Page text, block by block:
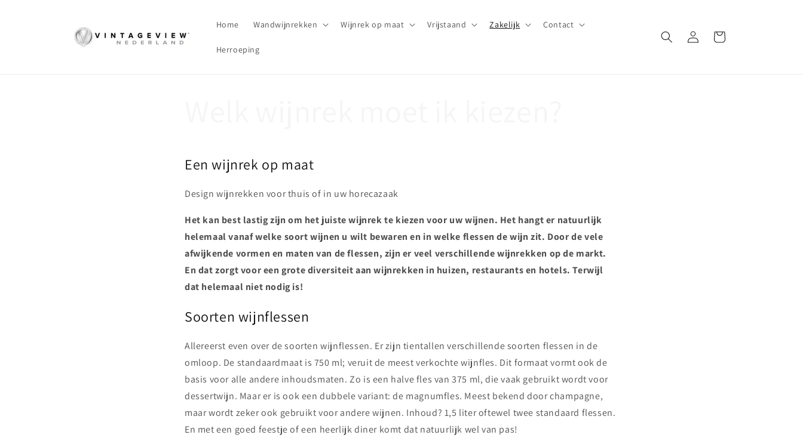
Home Wandwijnrekken Wijnrek op maat Vrijstaand Zakelijk Contact
Herroeping
InloggenWinkelwagen
Een wijnrek op maat
Design wijnrekken voor thuis of in uw horecazaak
Het kan best lastig zijn om het juiste wijnrek te kiezen voor uw wijnen. Het hangt er natuurlijk
helemaal vanaf welke soort wijnen u wilt bewaren en in welke flessen de wijn zit. Door de vele
afwijkende vormen en maten van de flessen, zijn er veel verschillende wijnrekken op de markt.
En dat zorgt voor een grote diversiteit aan wijnrekken in huizen, restaurants en hotels. Terwijl
dat helemaal niet nodig is!
Soorten wijnflessen
Allereerst even over de soorten wijnflessen. Er zijn tientallen verschillende soorten flessen in de
omloop. De standaardmaat is 750 ml; veruit de meest verkochte wijnfles. Dit formaat vormt ook de
basis voor alle andere inhoudsmaten. Zo is een halve fles van 375 ml, die vaak gebruikt wordt voor
dessertwijn. Maar er is ook een dubbele variant: de magnumfles. Meest bekend door champagne,
maar wordt zeker ook gebruikt voor andere wijnen. Inhoud? 1,5 liter oftewel twee standaard flessen.
En met een goed feestje of een heerlijk diner komt dat natuurlijk wel van pas!